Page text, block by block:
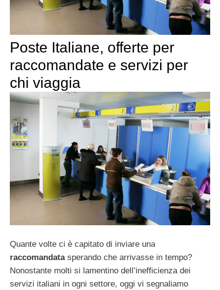
Poste Italiane, offerte per
raccomandate e servizi per
chi viaggia
Quante volte ci è capitato di inviare una
raccomandatasperando che arrivasse in tempo?
Nonostante molti si lamentino dell’inefficienza dei
servizi italiani in ogni settore, oggi vi segnaliamo